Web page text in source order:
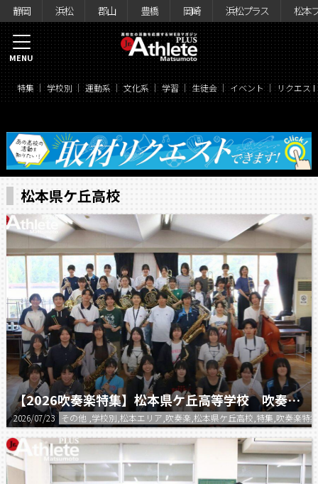
静岡 浜松 郡山 豊橋 岡崎 浜松プラス 松本
特集 学校別 運動系 文化系 学習 生徒会 イベント リクエス
MENU
松本県ケ丘高校
【2026吹奏楽特集】松本県ケ丘高等学校 吹奏楽部
2026/07/23 その他 ,学校別,松本エリア,吹奏楽,松本県ケ丘高校,特集,吹奏楽特